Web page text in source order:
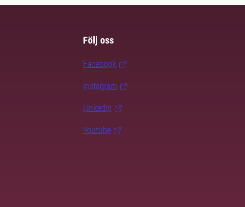
Följ oss
Facebook
Instagram
LinkedIn
Youtube